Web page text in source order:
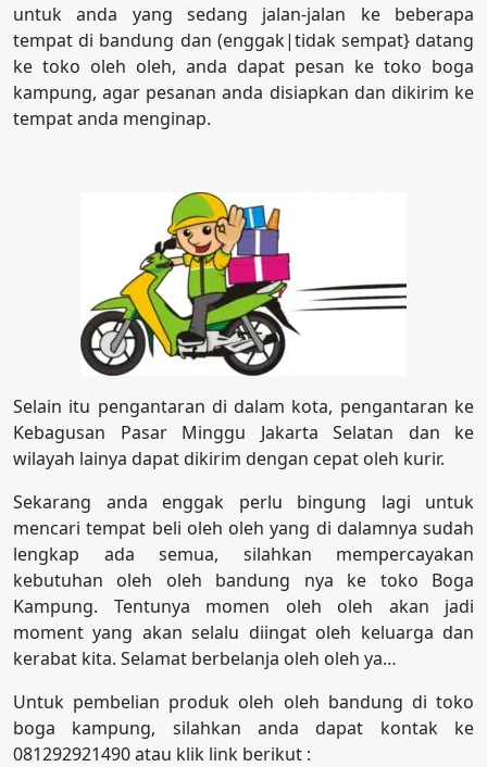
untuk anda yang sedang jalan-jalan ke beberapa
tempat di bandung dan (enggak|tidak sempat} datang
ke toko oleh oleh, anda dapat pesan ke toko boga
kampung, agar pesanan anda disiapkan dan dikirim ke
tempat anda menginap.
Selain itu pengantaran di dalam kota, pengantaran ke
Kebagusan Pasar Minggu Jakarta Selatan dan ke
wilayah lainya dapat dikirim dengan cepat oleh kurir.
Sekarang anda enggak perlu bingung lagi untuk
mencari tempat beli oleh oleh yang di dalamnya sudah
lengkap ada semua, silahkan mempercayakan
kebutuhan oleh oleh bandung nya ke toko Boga
Kampung. Tentunya momen oleh oleh akan jadi
moment yang akan selalu diingat oleh keluarga dan
kerabat kita. Selamat berbelanja oleh oleh ya…
Untuk pembelian produk oleh oleh bandung di toko
boga kampung, silahkan anda dapat kontak ke
081292921490 atau klik link berikut :